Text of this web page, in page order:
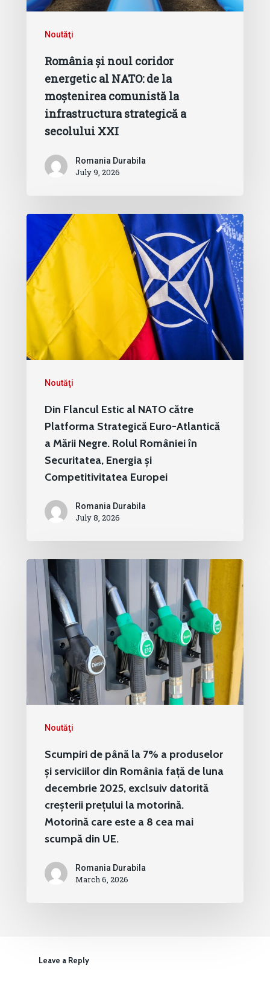
Noutăţi
România și noul coridor
energetic al NATO: de la
moștenirea comunistă la
infrastructura strategică a
secolului XXI
Romania Durabila
July 9, 2026
Noutăţi
Din Flancul Estic al NATO către
Platforma Strategică Euro-Atlantică
a Mării Negre. Rolul României în
Securitatea, Energia și
Competitivitatea Europei
Romania Durabila
July 8, 2026
Noutăţi
Scumpiri de până la 7% a produselor
și serviciilor din România față de luna
decembrie 2025, exclsuiv datorită
creșterii prețului la motorină.
Motorină care este a 8 cea mai
scumpă din UE.
Romania Durabila
March 6, 2026
Leave a Reply